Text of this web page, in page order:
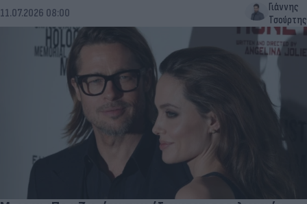
11.07.2026 08:00
Γιάννης
Τσούρτης